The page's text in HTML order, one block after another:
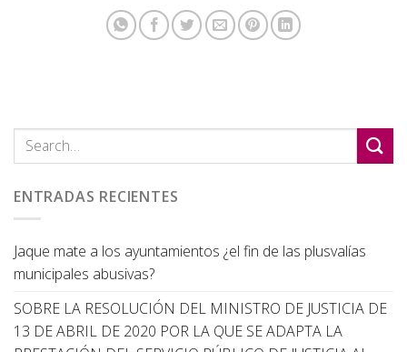
ENTRADAS RECIENTES
Jaque mate a los ayuntamientos ¿el fin de las plusvalías
municipales abusivas?
SOBRE LA RESOLUCIÓN DEL MINISTRO DE JUSTICIA DE
13 DE ABRIL DE 2020 POR LA QUE SE ADAPTA LA